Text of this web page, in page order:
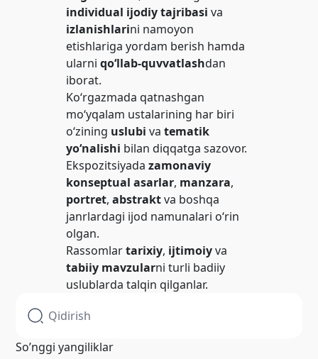
individual ijodiy tajribasi va
izlanishlarini namoyon
etishlariga yordam berish hamda
ularniqo‘llab-quvvatlashdan
iborat.
Ko‘rgazmada qatnashgan
mo‘yqalam ustalarining har biri
o‘zining uslubi vatematik
yo‘nalishi bilan diqqatga sazovor.
Ekspozitsiyadazamonaviy
konseptual asarlar, manzara,
portret,abstraktva boshqa
janrlardagi ijod namunalari o‘rin
olgan.
Rassomlartarixiy, ijtimoiyva
tabiiy mavzularni turli badiiy
uslublarda talqin qilganlar.
So’nggi yangiliklar